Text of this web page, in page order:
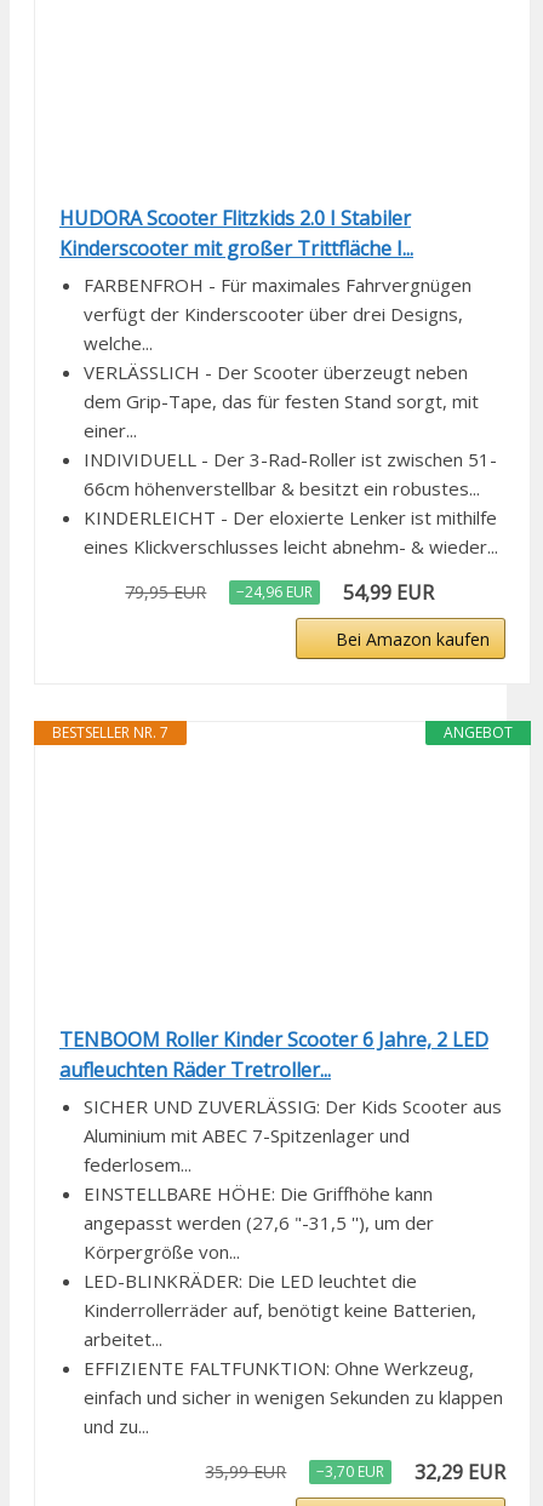
HUDORA Scooter Flitzkids 2.0 I Stabiler
Kinderscooter mit großer Trittfläche I...
FARBENFROH - Für maximales Fahrvergnügen
verfügt der Kinderscooter über drei Designs,
welche...
VERLÄSSLICH - Der Scooter überzeugt neben
dem Grip-Tape, das für festen Stand sorgt, mit
einer...
INDIVIDUELL - Der 3-Rad-Roller ist zwischen 51-
66cm höhenverstellbar & besitzt ein robustes...
KINDERLEICHT - Der eloxierte Lenker ist mithilfe
eines Klickverschlusses leicht abnehm- & wieder...
79,95 EUR −24,96 EUR 54,99 EUR
Bei Amazon kaufen
ANGEBOT
BESTSELLER NR. 7
TENBOOM Roller Kinder Scooter 6 Jahre, 2 LED
aufleuchten Räder Tretroller...
SICHER UND ZUVERLÄSSIG: Der Kids Scooter aus
Aluminium mit ABEC 7-Spitzenlager und
federlosem...
EINSTELLBARE HÖHE: Die Griffhöhe kann
angepasst werden (27,6 "-31,5 ''), um der
Körpergröße von...
LED-BLINKRÄDER: Die LED leuchtet die
Kinderrollerräder auf, benötigt keine Batterien,
arbeitet...
EFFIZIENTE FALTFUNKTION: Ohne Werkzeug,
einfach und sicher in wenigen Sekunden zu klappen
und zu...
35,99 EUR −3,70 EUR 32,29 EUR